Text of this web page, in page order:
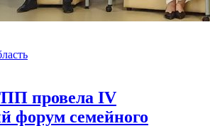
провела IV
форум семейного